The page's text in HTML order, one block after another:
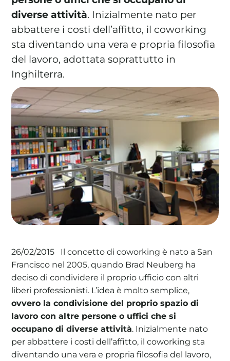
La tua cooperativa energetica sostenibile
Area Soci | Aderisci a WeForGreen
diverse attività. Inizialmente nato per
abbattere i costi dell’affitto, il coworking
sta diventando una vera e propria filosofia
del lavoro, adottata soprattutto in
Inghilterra.
26/02/2015
Il concetto di coworking è nato a San
Francisco nel 2005, quando Brad Neuberg ha
deciso di condividere il proprio ufficio con altri
liberi professionisti. L’idea è molto semplice,
ovvero la condivisione del proprio spazio di
lavoro con altre persone o uffici che si
occupano di diverse attività. Inizialmente nato
per abbattere i costi dell’affitto, il coworking sta
diventando una vera e propria filosofia del lavoro,